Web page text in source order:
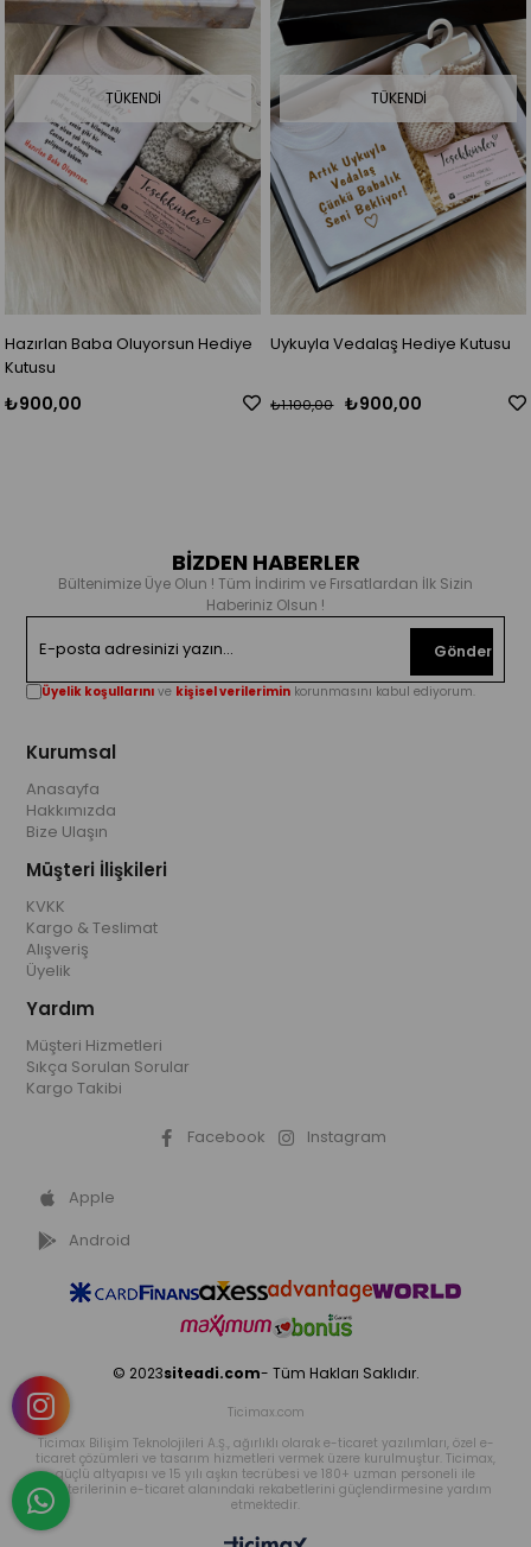
TÜKENDI
Hazırlan Baba Oluyorsun Hediye
Kutusu
₺900,00
TÜKENDI
Uykuyla Vedalaş Hediye Kutusu
₺900,00
₺1.100,00
BİZDEN HABERLER
Bültenimize Üye Olun ! Tüm İndirim ve Fırsatlardan İlk Sizin
Haberiniz Olsun !
Gönder
Üyelik koşullarını ve kişisel verilerimin korunmasını kabul ediyorum.
Kurumsal
Anasayfa
Hakkımızda
Bize Ulaşın
Müşteri İlişkileri
KVKK
Kargo & Teslimat
Alışveriş
Üyelik
Yardım
Müşteri Hizmetleri
Sıkça Sorulan Sorular
Kargo Takibi
Facebook Instagram
Apple
Android
© 2023siteadi.com- Tüm Hakları Saklıdır.
Ticimax.com
Ticimax Bilişim Teknolojileri A.Ş., ağırlıklı olarak e-ticaret yazılımları, özel e-
ticaret çözümleri ve tasarım hizmetleri vermek üzere kurulmuştur. Ticimax,
güçlü altyapısı ve 15 yılı aşkın tecrübesi ve 180+ uzman personeli ile
müşterilerinin e-ticaret alanındaki rekabetlerini güçlendirmesine yardım
etmektedir.